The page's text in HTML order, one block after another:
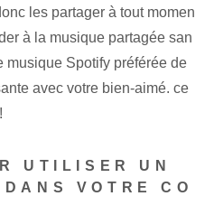
les partager à tout momen
à la musique partagée san
musique Spotify préférée de
avec ‌votre bien-aimé. ce
UTILISER UN⁢
VOTRE CO